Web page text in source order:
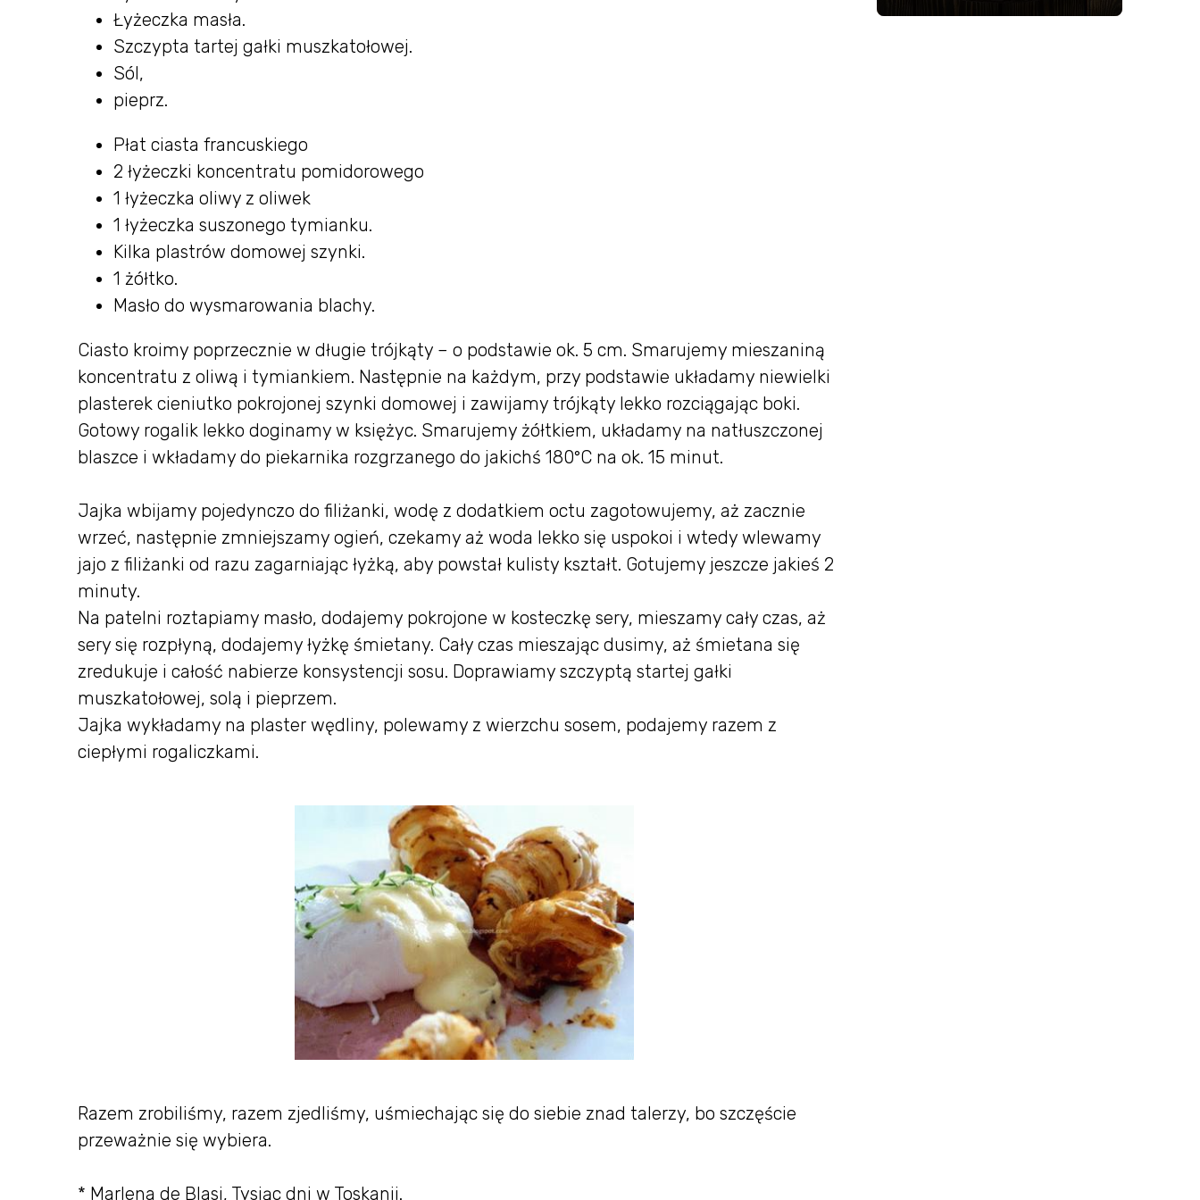
Łyżeczka masła.
Szczypta tartej gałki muszkatołowej.
Sól,
pieprz.
Płat ciasta francuskiego
2 łyżeczki koncentratu pomidorowego
1 łyżeczka oliwy z oliwek
1 łyżeczka suszonego tymianku.
Kilka plastrów domowej szynki.
1 żółtko.
Masło do wysmarowania blachy.
Ciasto kroimy poprzecznie w długie trójkąty – o podstawie ok. 5 cm. Smarujemy mieszaniną
koncentratu z oliwą i tymiankiem. Następnie na każdym, przy podstawie układamy niewielki
plasterek cieniutko pokrojonej szynki domowej i zawijamy trójkąty lekko rozciągając boki.
Gotowy rogalik lekko doginamy w księżyc. Smarujemy żółtkiem, układamy na natłuszczonej
blaszce i wkładamy do piekarnika rozgrzanego do jakichś 180°C na ok. 15 minut.
Jajka wbijamy pojedynczo do filiżanki, wodę z dodatkiem octu zagotowujemy, aż zacznie
wrzeć, następnie zmniejszamy ogień, czekamy aż woda lekko się uspokoi i wtedy wlewamy
jajo z filiżanki od razu zagarniając łyżką, aby powstał kulisty kształt. Gotujemy jeszcze jakieś 2
minuty.
Na patelni roztapiamy masło, dodajemy pokrojone w kosteczkę sery, mieszamy cały czas, aż
sery się rozpłyną, dodajemy łyżkę śmietany. Cały czas mieszając dusimy, aż śmietana się
zredukuje i całość nabierze konsystencji sosu. Doprawiamy szczyptą startej gałki
muszkatołowej, solą i pieprzem.
Jajka wykładamy na plaster wędliny, polewamy z wierzchu sosem, podajemy razem z
ciepłymi rogaliczkami.
Razem zrobiliśmy, razem zjedliśmy, uśmiechając się do siebie znad talerzy, bo szczęście
przeważnie się wybiera.
* Marlena de Blasi, Tysiąc dni w Toskanii.